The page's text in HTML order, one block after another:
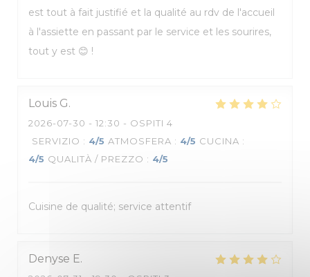
est tout à fait justifié et la qualité au rdv de l'accueil
à l'assiette en passant par le service et les sourires,
tout y est 😊 !
Louis G
2026-07-30 - 12:30 - OSPITI 4
SERVIZIO : 4/5 ATMOSFERA : 4/5 CUCINA :
4/5 QUALITÀ / PREZZO : 4/5
Cuisine de qualité; service attentif
Denyse E